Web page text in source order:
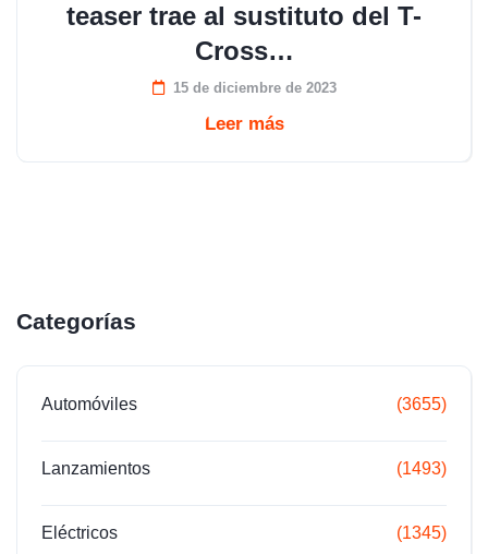
teaser trae al sustituto del T-
Cross…
15 de diciembre de 2023
Leer más
Categorías
Automóviles (3655)
Lanzamientos (1493)
Eléctricos (1345)